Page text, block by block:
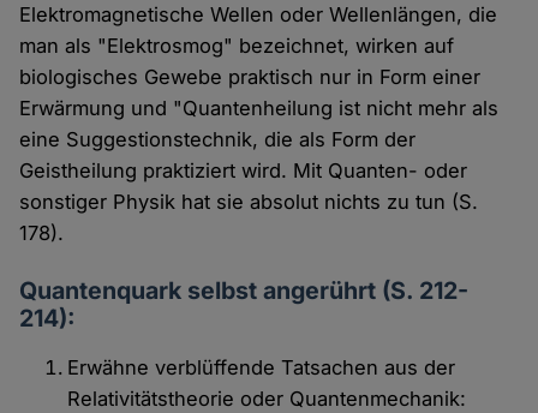
Elektromagnetische Wellen oder Wellenlängen, die
man als "Elektrosmog" bezeichnet, wirken auf
biologisches Gewebe praktisch nur in Form einer
Erwärmung und "Quantenheilung ist nicht mehr als
eine Suggestionstechnik, die als Form der
Geistheilung praktiziert wird. Mit Quanten- oder
sonstiger Physik hat sie absolut nichts zu tun (S.
178).
Quantenquark selbst angerührt (S. 212-
214):
Erwähne verblüffende Tatsachen aus der
Relativitätstheorie oder Quantenmechanik: